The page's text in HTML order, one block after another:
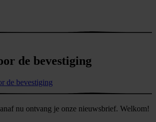
de bevestiging
de bevestiging
nu ontvang je onze nieuwsbrief. Welkom!